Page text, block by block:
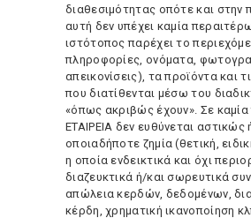
διαθεσιμότητας οπότε και στην
αυτή δεν υπέχει καμία
ιστότοπος παρέχει το
πληροφορίες, ονόματα,
απεικονίσεις), τα προϊόντα και
που διατίθενται μέσω του
«όπως ακριβώς έχουν». Σε
ΕΤΑΙΡΕΙΑ δεν ευθύνεται αστικώς
οποιαδήποτε ζημία (θετική,
η οποία ενδεικτικά και όχι
διαζευκτικά ή/και σωρευτικά
απώλεια κερδών, δεδομένων,
κέρδη, χρηματική ικανοποίηση